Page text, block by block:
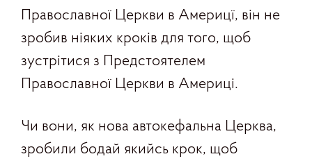
Православної Церкви в Америцї, він не
зробив ніяких кроків для того, щоб
зустрітися з Предстоятелем
Православної Церкви в Америці.
Чи вони, як нова автокефальна Церква,
зробили бодай якийсь крок, щоб